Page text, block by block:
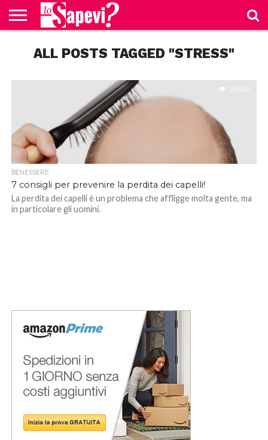
BENESSERE
GOSSIP
PRODOTTI
AMAZON
NEWS
CASA E
CUCINA
ALL POSTS TAGGED "STRESS"
293.6K
BENESSERE
7 consigli per prevenire la perdita dei capelli!
La perdita dei capelli è un problema che affligge molta gente, ma
in particolare gli uomini.